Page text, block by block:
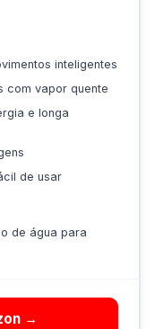
inteligentes
com vapor quente
e longa
de usar
de água para
→